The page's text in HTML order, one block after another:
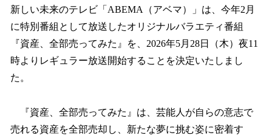
新しい未来のテレビ「ABEMA（アベマ）」は、今年2月
に特別番組として放送したオリジナルバラエティ番組
『資産、全部売ってみた』を、2026年5月28日（木）夜11
時よりレギュラー放送開始することを決定いたしまし
た。
『資産、全部売ってみた』は、芸能人が自らの意志で
売れる資産を全部売却し、新たな夢に挑む姿に密着す